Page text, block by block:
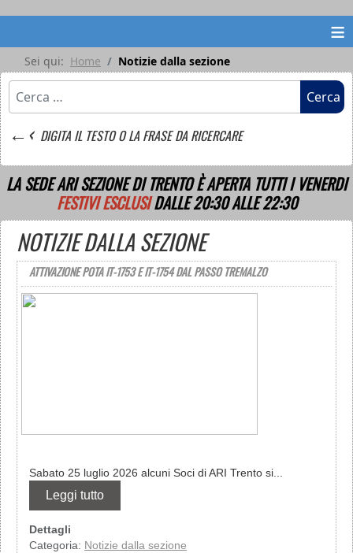
≡
Sei qui: Home
Notizie dalla sezione
Cerca
Cerca
←‹ DIGITA IL TESTO O LA FRASE DA RICERCARE
LA SEDE ARI SEZIONE DI TRENTO È APERTA TUTTI I VENERDI
FESTIVI ESCLUSI DALLE 20:30 ALLE 22:30
NOTIZIE DALLA SEZIONE
ATTIVAZIONE POTA IT-1753 E IT-1754 DAL PASSO TREMALZO
Sabato 25 luglio 2026 alcuni Soci di ARI Trento si...
Leggi tutto
Dettagli
Categoria: Notizie dalla sezione